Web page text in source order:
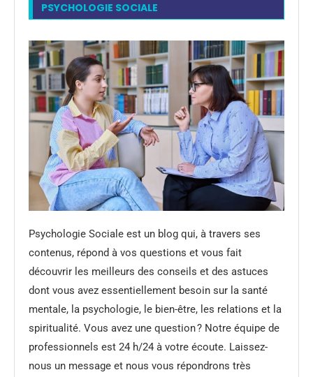
PSYCHOLOGIE SOCIALE
Psychologie Sociale est un blog qui, à travers ses
contenus, répond à vos questions et vous fait
découvrir les meilleurs des conseils et des astuces
dont vous avez essentiellement besoin sur la santé
mentale, la psychologie, le bien-être, les relations et la
spiritualité. Vous avez une question ? Notre équipe de
professionnels est 24 h/24 à votre écoute. Laissez-
nous un message et nous vous répondrons très